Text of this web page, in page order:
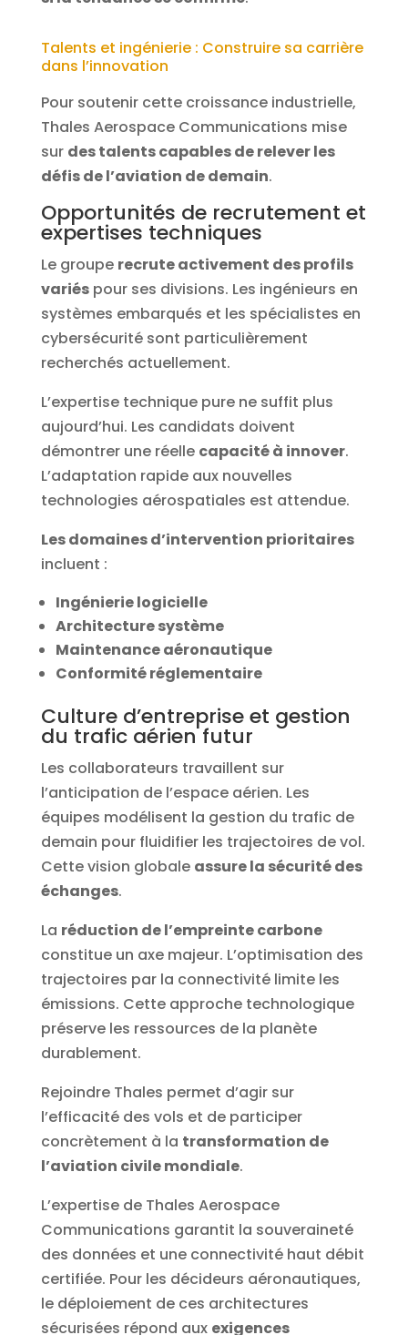
Talents et ingénierie : Construire sa carrière
dans l’innovation
Pour soutenir cette croissance industrielle,
Thales Aerospace Communications mise
sur des talents capables de relever les
défis de l’aviation de demain.
Opportunités de recrutement et
expertises techniques
Le groupe recrute activement des profils
variéspour ses divisions. Les ingénieurs en
systèmes embarqués et les spécialistes en
cybersécurité sont particulièrement
recherchés actuellement.
L’expertise technique pure ne suffit plus
aujourd’hui. Les candidats doivent
démontrer une réelle capacité à innover.
L’adaptation rapide aux nouvelles
technologies aérospatiales est attendue.
Les domaines d’intervention prioritaires
incluent :
Ingénierie logicielle
Architecture système
Maintenance aéronautique
Conformité réglementaire
Culture d’entreprise et gestion
du trafic aérien futur
Les collaborateurs travaillent sur
l’anticipation de l’espace aérien. Les
équipes modélisent la gestion du trafic de
demain pour fluidifier les trajectoires de vol.
Cette vision globale assure la sécurité des
échanges.
La réduction de l’empreinte carbone
constitue un axe majeur. L’optimisation des
trajectoires par la connectivité limite les
émissions. Cette approche technologique
préserve les ressources de la planète
durablement.
Rejoindre Thales permet d’agir sur
l’efficacité des vols et de participer
concrètement à la transformation de
l’aviation civile mondiale.
L’expertise de Thales Aerospace
Communications garantit la souveraineté
des données et une connectivité haut débit
certifiée. Pour les décideurs aéronautiques,
le déploiement de ces architectures
sécurisées répond aux exigences